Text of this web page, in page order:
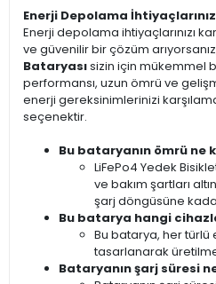
Enerji Depolama
Enerji depolama ihtiyaçlarınızı
ve güvenilir bir çözüm
Bataryasısizin için mükemmel
performansı, uzun ömrü ve
enerji gereksinimlerinizi
seçenektir.
Bu bataryanın ömrü ne
LiFePo4 Yedek
ve bakım şartları
şarj döngüsüne
Bu batarya hangi
Bu batarya, her türlü
tasarlanarak
Bataryanın şarj süresi